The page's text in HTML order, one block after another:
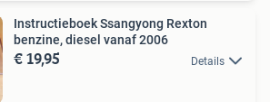
Instructieboek Ssangyong Rexton
benzine, diesel vanaf 2006
€ 19,95 Details